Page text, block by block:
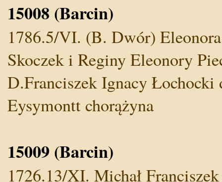
15008 (Barcin)
1786.5/VI. (B. Dwór)
Skoczek i Reginy Eleonory
D.Franciszek Ignacy
Eysymontt chorążyna
15009 (Barcin)
1726.13/XI. Michał